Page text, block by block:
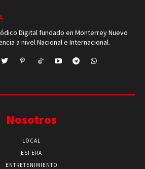
Digital fundado en Monterrey Nuevo
a nivel Nacional e Internacional.
Nosotros
LOCAL
ESFERA
ENTRETENIMIENTO